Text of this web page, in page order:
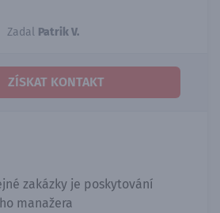
Zadal Patrik V.
ZÍSKAT KONTAKT
zakázky je poskytování
manažera